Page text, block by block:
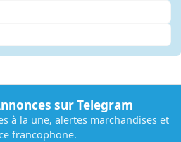
sur Telegram
à la une, alertes marchandises et
francophone.